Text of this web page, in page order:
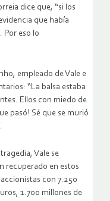
dice que, “si los
que había
Por eso lo
empleado de Vale e
“La balsa estaba
Ellos con miedo de
pasó! Sé que se murió
Vale se
recuperado en estos
con 7.250
1.700 millones de